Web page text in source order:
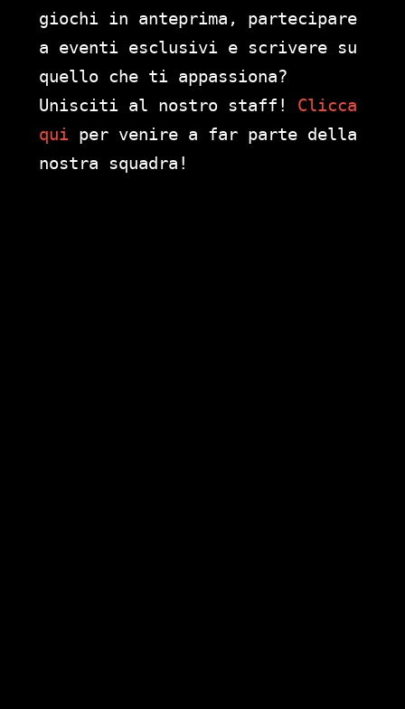
giochi in anteprima, partecipare
a eventi esclusivi e scrivere su
quello che ti appassiona?
Unisciti al nostro staff! Clicca
qui per venire a far parte della
nostra squadra!